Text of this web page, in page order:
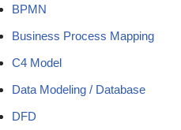
BPMN
Business Process Mapping
C4 Model
Data Modeling / Database
DFD